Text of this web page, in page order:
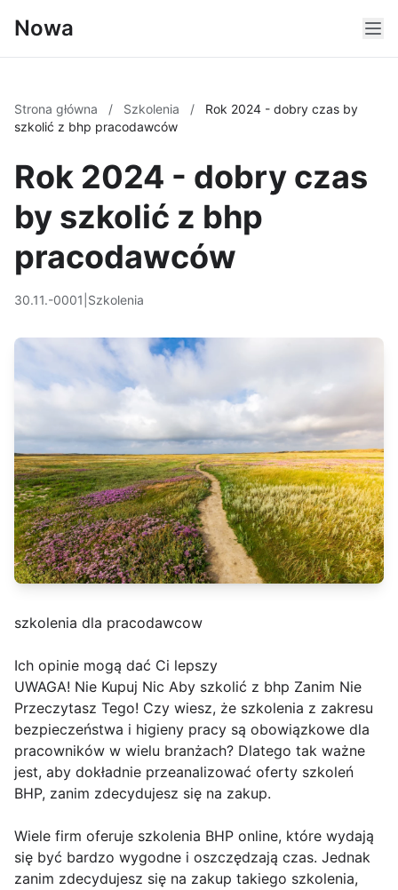
Nowa
Strona główna / Szkolenia /
Rok 2024 - dobry czas by
szkolić z bhp pracodawców
Rok 2024 - dobry czas
by szkolić z bhp
pracodawców
30.11.-0001 Szkolenia
szkolenia dla pracodawcow
Ich opinie mogą dać Ci lepszy
UWAGA! Nie Kupuj Nic Aby szkolić z bhp Zanim Nie
Przeczytasz Tego! Czy wiesz, że szkolenia z zakresu
bezpieczeństwa i higieny pracy są obowiązkowe dla
pracowników w wielu branżach? Dlatego tak ważne
jest, aby dokładnie przeanalizować oferty szkoleń
BHP, zanim zdecydujesz się na zakup.
Wiele firm oferuje szkolenia BHP online, które wydają
się być bardzo wygodne i oszczędzają czas. Jednak
zanim zdecydujesz się na zakup takiego szkolenia,